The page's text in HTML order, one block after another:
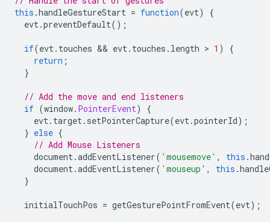
this .handleGestureStart = function(evt)
{
evt .preventDefault();
if(evt . touches && evt . touches . length > 1 )
{
return ;
}
// Add the move and end listeners
if (window. PointerEvent)
{
evt . target . setPointerCapture(evt .pointerId);
} else {
// Add Mouse Listeners
document .addEventListener( 'mousemove' , this .
document .addEventListener( 'mouseup' , this .
}
initialTouchPos = getGesturePointFromEvent(evt);